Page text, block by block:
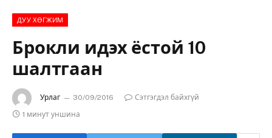
ДУУ ХӨГЖИМ
Брокли идэх ёстой 10
шалтгаан
Урлаг 30/09/2016
Сэтгэгдэл байхгүй
1 минут уншина